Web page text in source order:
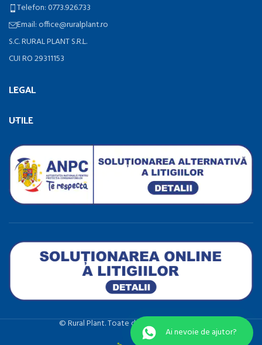
Telefon: 0773.926.733
Email: office@ruralplant.ro
S.C. RURAL PLANT S.R.L.
CUI RO 29311153
LEGAL
UTILE
©️ Rural Plant. Toate drepturile rezervate.
Ai nevoie de ajutor?